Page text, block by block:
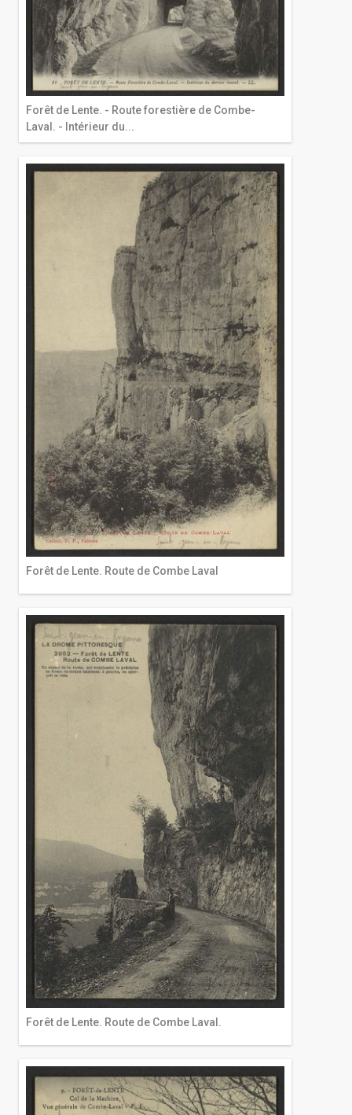
Forêt de Lente. - Route forestière de Combe-
Laval. - Intérieur du...
Forêt de Lente. Route de Combe Laval
Forêt de Lente. Route de Combe Laval.